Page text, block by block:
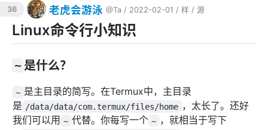
36 老虎会游泳 @Ta / 2022-02-01 / 样 / 源
Linux命令行小知识
~是什么？
~ 是主目录的简写。在Termux中，主目录
是 /data/data/com.termux/files/home ，太长了。还好
我们可以用 ~ 代替。你每写一个 ~ ，就相当于写下